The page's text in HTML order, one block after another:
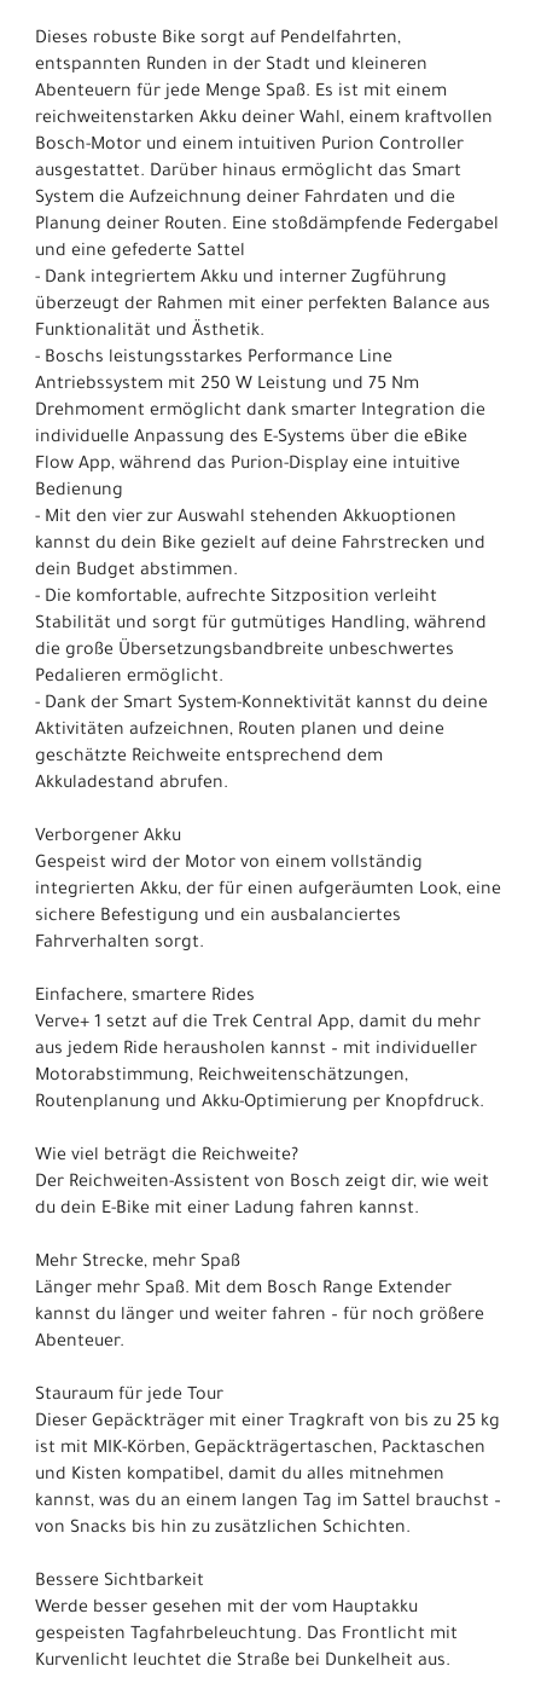
Dieses robuste Bike sorgt auf Pendelfahrten,
entspannten Runden in der Stadt und kleineren
Abenteuern für jede Menge Spaß. Es ist mit einem
reichweitenstarken Akku deiner Wahl, einem kraftvollen
Bosch-Motor und einem intuitiven Purion Controller
ausgestattet. Darüber hinaus ermöglicht das Smart
System die Aufzeichnung deiner Fahrdaten und die
Planung deiner Routen. Eine stoßdämpfende Federgabel
und eine gefederte Sattel
- Dank integriertem Akku und interner Zugführung
überzeugt der Rahmen mit einer perfekten Balance aus
Funktionalität und Ästhetik.
- Boschs leistungsstarkes Performance Line
Antriebssystem mit 250 W Leistung und 75 Nm
Drehmoment ermöglicht dank smarter Integration die
individuelle Anpassung des E-Systems über die eBike
Flow App, während das Purion-Display eine intuitive
Bedienung
- Mit den vier zur Auswahl stehenden Akkuoptionen
kannst du dein Bike gezielt auf deine Fahrstrecken und
dein Budget abstimmen.
- Die komfortable, aufrechte Sitzposition verleiht
Stabilität und sorgt für gutmütiges Handling, während
die große Übersetzungsbandbreite unbeschwertes
Pedalieren ermöglicht.
- Dank der Smart System-Konnektivität kannst du deine
Aktivitäten aufzeichnen, Routen planen und deine
geschätzte Reichweite entsprechend dem
Akkuladestand abrufen.
Verborgener Akku
Gespeist wird der Motor von einem vollständig
integrierten Akku, der für einen aufgeräumten Look, eine
sichere Befestigung und ein ausbalanciertes
Fahrverhalten sorgt.
Einfachere, smartere Rides
Verve+ 1 setzt auf die Trek Central App, damit du mehr
aus jedem Ride herausholen kannst – mit individueller
Motorabstimmung, Reichweitenschätzungen,
Routenplanung und Akku-Optimierung per Knopfdruck.
Wie viel beträgt die Reichweite?
Der Reichweiten-Assistent von Bosch zeigt dir, wie weit
du dein E-Bike mit einer Ladung fahren kannst.
Mehr Strecke, mehr Spaß
Länger mehr Spaß. Mit dem Bosch Range Extender
kannst du länger und weiter fahren – für noch größere
Abenteuer.
Stauraum für jede Tour
Dieser Gepäckträger mit einer Tragkraft von bis zu 25 kg
ist mit MIK-Körben, Gepäckträgertaschen, Packtaschen
und Kisten kompatibel, damit du alles mitnehmen
kannst, was du an einem langen Tag im Sattel brauchst –
von Snacks bis hin zu zusätzlichen Schichten.
Bessere Sichtbarkeit
Werde besser gesehen mit der vom Hauptakku
gespeisten Tagfahrbeleuchtung. Das Frontlicht mit
Kurvenlicht leuchtet die Straße bei Dunkelheit aus.